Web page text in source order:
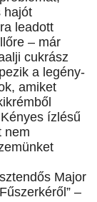
hajót
leadott
– már
cukrász
a legény-
amiket
ízlésű
nem
Major
–